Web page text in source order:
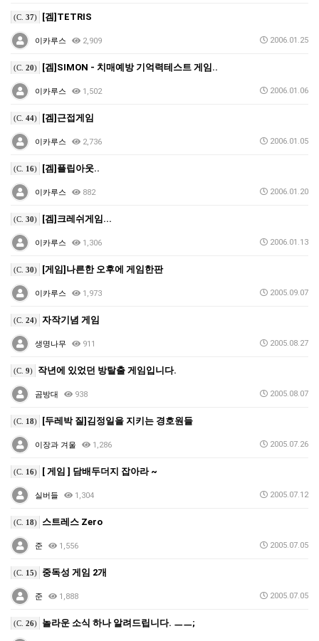
(C. 37) [겜]TETRIS
이카루스 2,909 2006.01.25
(C. 20) [겜]SIMON - 치매예방 기억력테스트 게임..
이카루스 1,502 2006.01.06
(C. 44) [겜]근접게임
이카루스 2,736 2006.01.05
(C. 16) [겜]플립아웃..
이카루스 882 2006.01.20
(C. 30) [겜]크레쉬게임...
이카루스 1,306 2006.01.13
(C. 30) [게임]나른한 오후에 게임한판
이카루스 1,973 2005.09.07
(C. 24) 자작기념 게임
생명나무 911 2005.08.27
(C. 9) 작년에 있었던 방탈출 게임입니다.
곰방대 938 2005.08.07
(C. 18) [두레박 질]김정일을 지키는 경호원들
이장과 겨울 1,286 2005.07.26
(C. 16) [ 게임 ] 담배두더지 잡아라 ~
실버들 1,304 2005.07.12
(C. 18) 스트레스 Zero
준 1,556 2005.07.05
(C. 15) 중독성 게임 2개
준 1,888 2005.07.05
(C. 26) 놀라운 소식 하나 알려드립니다. ㅡㅡ;